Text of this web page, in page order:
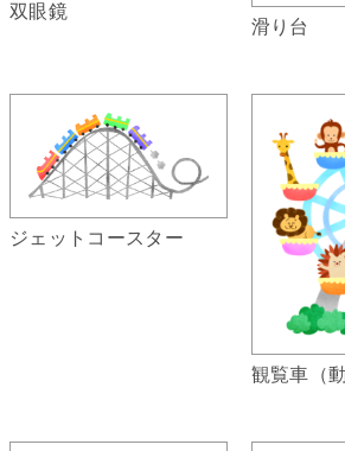
双眼鏡
滑り台
ジェットコースター
観覧車（動